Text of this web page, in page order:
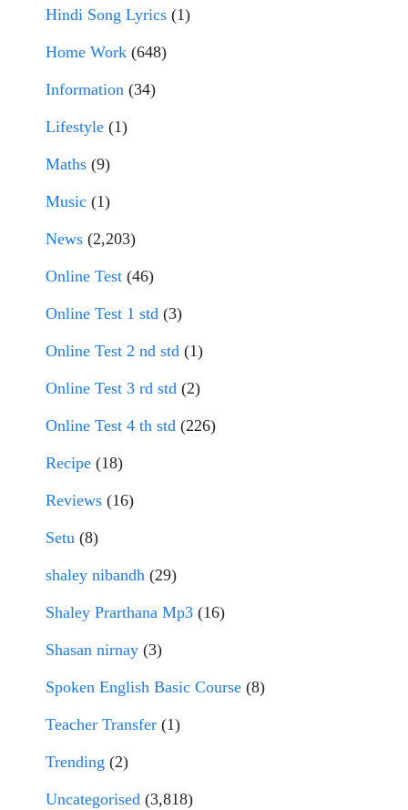
Hindi Song Lyrics (1)
Home Work (648)
Information (34)
Lifestyle (1)
Maths (9)
Music (1)
News (2,203)
Online Test (46)
Online Test 1 std (3)
Online Test 2 nd std (1)
Online Test 3 rd std (2)
Online Test 4 th std (226)
Recipe (18)
Reviews (16)
Setu (8)
shaley nibandh (29)
Shaley Prarthana Mp3 (16)
Shasan nirnay (3)
Spoken English Basic Course (8)
Teacher Transfer (1)
Trending (2)
Uncategorised (3,818)